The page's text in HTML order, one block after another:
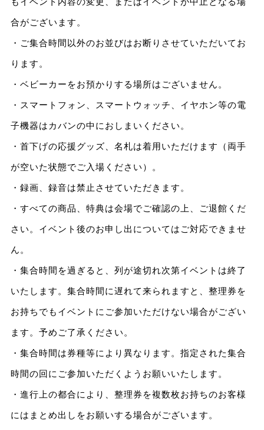
合がございます。
・ご集合時間以外のお並びはお断りさせていただいてお
ります。
・ベビーカーをお預かりする場所はございません。
・スマートフォン、スマートウォッチ、イヤホン等の電
子機器はカバンの中におしまいください。
・首下げの応援グッズ、名札は着用いただけます（両手
が空いた状態でご入場ください）。
・録画、録音は禁止させていただきます。
・すべての商品、特典は会場でご確認の上、ご退館くだ
さい。イベント後のお申し出についてはご対応できませ
ん。
・集合時間を過ぎると、列が途切れ次第イベントは終了
いたします。集合時間に遅れて来られますと、整理券を
お持ちでもイベントにご参加いただけない場合がござい
ます。予めご了承ください。
・集合時間は券種等により異なります。指定された集合
時間の回にご参加いただくようお願いいたします。
・進行上の都合により、整理券を複数枚お持ちのお客様
にはまとめ出しをお願いする場合がございます。